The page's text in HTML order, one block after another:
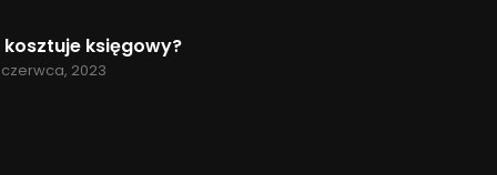
kosztuje księgowy?
2023